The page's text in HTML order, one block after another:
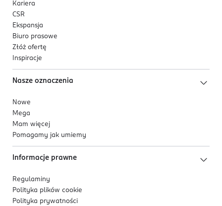
Kariera
CSR
Ekspansja
Biuro prasowe
Złóż ofertę
Inspiracje
Nasze oznaczenia
Nowe
Mega
Mam więcej
Pomagamy jak umiemy
Informacje prawne
Regulaminy
Polityka plików cookie
Polityka prywatności